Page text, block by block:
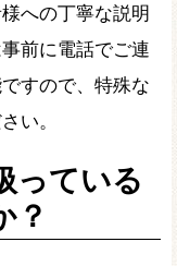
への丁寧な説明
前に電話でご連
すので、特殊な
い。
っている
？